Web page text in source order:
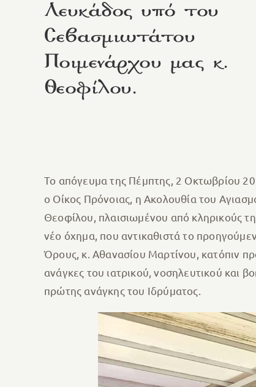
Λευκάδος υπό του
Σεβασμιωτάτου
Ποιμενάρχου μας κ.
Θεοφίλου.
Το απόγευμα της Πέμπτης, 2 Οκτωβρίου
ο Οίκος Πρόνοιας, η Ακολουθία του
Θεοφίλου, πλαισιωμένου από κληρικούς
νέο όχημα, που αντικαθιστά το
Όρους, κ. Αθανασίου Μαρτίνου, κατόπιν
ανάγκες του ιατρικού, νοσηλευτικού
πρώτης ανάγκης του Ιδρύματος.